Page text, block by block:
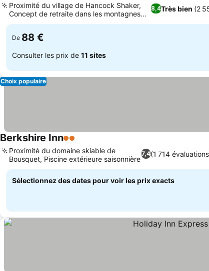
8,4Très bien (2
Proximité du village de Hancock Shaker,
Concept de retraite dans les montagnes
de Berkshire
De 88 €
Consulter les prix de 11 sites
Choix populaire
Berkshire Inn2 Étoiles
7,4(1 714
Proximité du domaine skiable de
Bousquet, Piscine extérieure saisonnière
Sélectionnez des dates pour voir les prix exacts